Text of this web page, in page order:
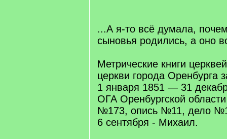
...А я-то всё думала,
сыновья родились, а оно
Метрические книги
церкви города Оренбурга
1 января 1851 — 31
ОГА Оренбургской
№173, опись №11, дело
6 сентября - Михаил.